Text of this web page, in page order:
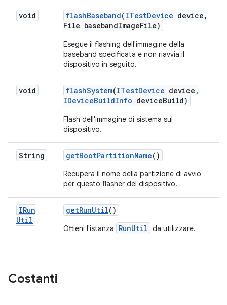
void flashBaseband(ITestDevice device ,
File basebandImageFile)
Esegue il flashing dell'immagine della
baseband specificata e non riavvia il
dispositivo in seguito.
void flashSystem(ITestDevice device ,
IDeviceBuildInfo deviceBuild)
Flash dell'immagine di sistema sul
dispositivo.
String getBootPartitionName()
Recupera il nome della partizione di avvio
per questo flasher del dispositivo.
IRun
Util
getRunUtil()
Ottieni l'istanza RunUtil da utilizzare.
Costanti